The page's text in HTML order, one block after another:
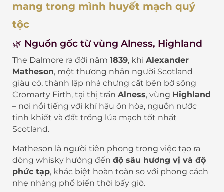
mang trong mình huyết mạch quý
tộc
🌿 Nguồn gốc từ vùng Alness, Highland
The Dalmore ra đời năm 1839, khi Alexander
Matheson, một thương nhân người Scotland
giàu có, thành lập nhà chưng cất bên bờ sông
Cromarty Firth, tại thị trấn Alness, vùng Highland
– nơi nổi tiếng với khí hậu ôn hòa, nguồn nước
tinh khiết và đất trồng lúa mạch tốt nhất
Scotland.
Matheson là người tiên phong trong việc tạo ra
dòng whisky hướng đến độ sâu hương vị và độ
phức tạp, khác biệt hoàn toàn so với phong cách
nhẹ nhàng phổ biến thời bấy giờ.